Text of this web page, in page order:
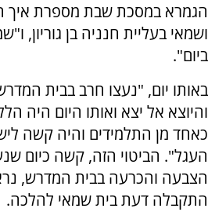
הגמרא במסכת שבת מספרת איך
ושמאי בעליית חנניה בן גוריון,
ביום".
באותו יום, "נעצו חרב בבית
והיוצא אל יצא ואותו היום היה
כאחד מן התלמידים והיה קשה
העגל". הביטוי הזה, קשה כיום
הצבעה והכרעה בבית המדרש,
התקבלה דעת בית שמאי להלכה.